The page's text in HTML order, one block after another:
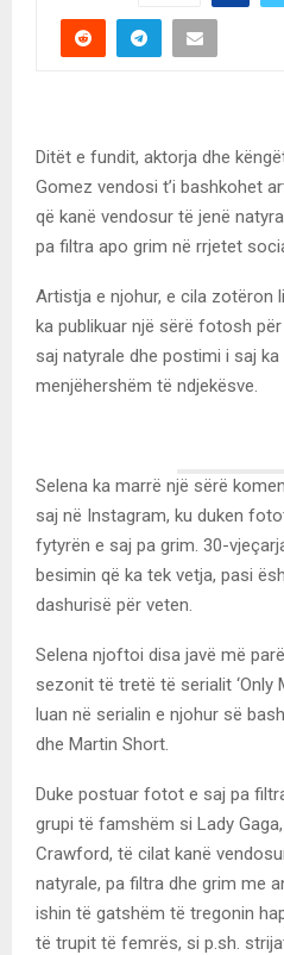
Ditët e fundit, aktorja dhe
Gomez vendosi t’i bashkohet
që kanë vendosur të jenë
pa filtra apo grim në rrjetet
Artistja e njohur, e cila zotëron
ka publikuar një sërë fotosh
saj natyrale dhe postimi i saj
menjëhershëm të ndjekësve.
Selena ka marrë një sërë
saj në Instagram, ku duken
fytyrën e saj pa grim. 30-
besimin që ka tek vetja, pasi
dashurisë për veten.
Selena njoftoi disa javë më
sezonit të tretë të serialit ‘Only
luan në serialin e njohur së
dhe Martin Short.
Duke postuar fotot e saj pa
grupi të famshëm si Lady
Crawford, të cilat kanë
natyrale, pa filtra dhe grim me
ishin të gatshëm të tregonin
të trupit të femrës, si p.sh.